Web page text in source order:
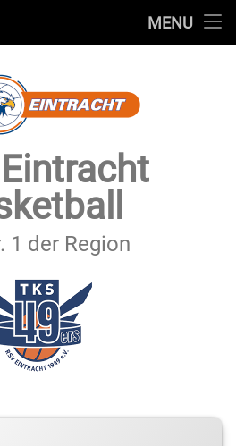
MENU
1 der Region